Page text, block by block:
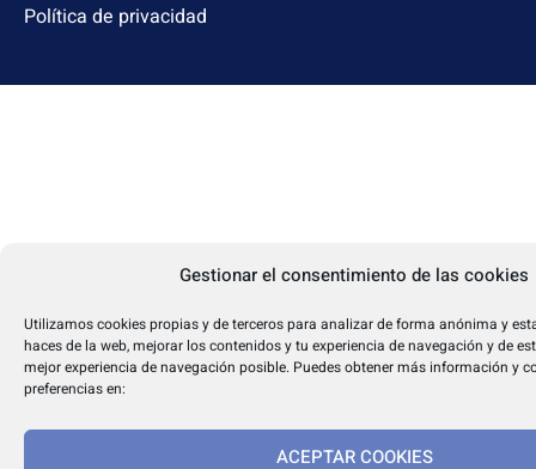
Gestionar el consentimiento de las cookies
Utilizamos cookies propias y de terceros para analizar de forma anónima y
haces de la web, mejorar los contenidos y tu experiencia de navegación y de
mejor experiencia de navegación posible. Puedes obtener más información y
preferencias en:
ACEPTAR COOKIES
Política de privacidad